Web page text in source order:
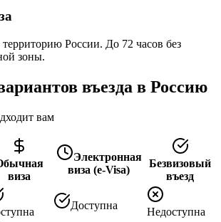
территорию России. До 72 часов без
зоны.
въезда в Россию
вам
виза
Электронная
виза (e-Visa)
Безвизовый
въезд
Доступна
Недоступна